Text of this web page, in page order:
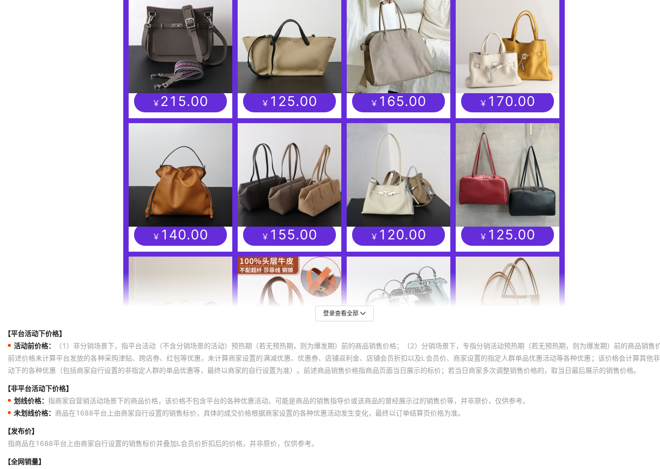
登录查看全部
【平台活动下价格】
活动前价格：
（1）非分销场景下，指平台活动（不含分销场景的活动）预热期（若无预热期，则为爆发期）前的商品销售价格；（2）分销场景下，专指分销活动预热期（若无预热期，则为爆发期）前的商品销售
前述价格未计算平台发放的各种采购津贴、跨店券、红包等优惠，未计算商家设置的满减优惠、优惠券、店铺返利金、店铺会员折扣以及L会员价、商家设置的指定人群单品优惠活动等各种优惠；该价格会计算其他
动下的各种优惠（包括商家自行设置的非指定人群的单品优惠等，最终以商家的自行设置为准）。前述商品销售价格指商品页面当日展示的标价；若当日商家多次调整销售价格的，取当日最后展示的销售价格。
【非平台活动下价格】
划线价格： 指商家自营销活动场景下的商品价格，该价格不包含平台的各种优惠活动。可能是商品的销售指导价或该商品的曾经展示过的销售价等，并非原价，仅供参考。
未划线价格： 商品在1688平台上由商家自行设置的销售标价，具体的成交价格根据商家设置的各种优惠活动发生变化，最终以订单结算页价格为准。
【发布价】
指商品在1688平台上由商家自行设置的销售标价并叠加L会员价折扣后的价格，并非原价，仅供参考。
【全网销量】